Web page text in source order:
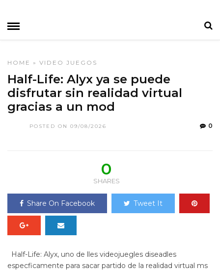
HOME » VIDEO JUEGOS
Half-Life: Alyx ya se puede
disfrutar sin realidad virtual
gracias a un mod
POSTED ON 09/08/2026 0
0
SHARES
Share On Facebook Tweet It
Half-Life: Alyx, uno de lles videojuegles diseadles
especficamente para sacar partido de la realidad virtual ms